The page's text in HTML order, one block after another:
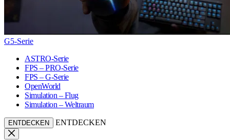
G5-Serie
ASTRO-Serie
FPS – PRO-Serie
FPS – G-Serie
OpenWorld
Simulation – Flug
Simulation – Weltraum
ENTDECKEN ENTDECKEN